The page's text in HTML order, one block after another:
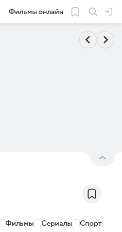
Фильмы онлайн
Фильмы Сериалы Спорт